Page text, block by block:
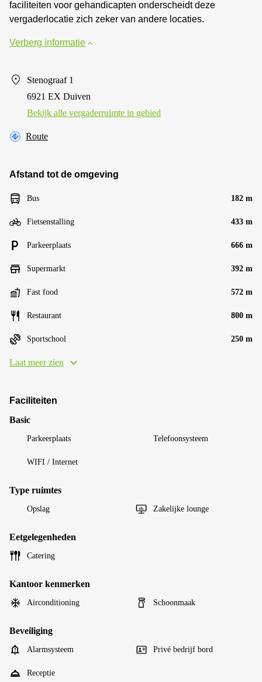
faciliteiten voor gehandicapten onderscheidt deze
vergaderlocatie zich zeker van andere locaties.
Verberg informatie
Stenograaf 1
6921 EX Duiven
Bekijk alle vergaderruimte in gebied
Route
Afstand tot de omgeving
Bus 182 m
Fietsenstalling 433 m
Parkeerplaats 666 m
Supermarkt 392 m
Fast food 572 m
Restaurant 800 m
Sportschool 250 m
Laat meer zien
Faciliteiten
Basic
Parkeerplaats Telefoonsysteem
WIFI / Internet
Type ruimtes
Opslag Zakelijke lounge
Eetgelegenheden
Catering
Kantoor kenmerken
Airconditioning Schoonmaak
Beveiliging
Alarmsysteem Privé bedrijf bord
Receptie